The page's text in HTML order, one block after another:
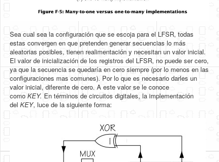
Sea cual sea la configuración que se escoja para el LFSR, todas
estas convergen en que pretenden generar secuencias lo más
aleatorias posibles, tienen realimentación y necesitan un valor inicial.
El valor de inicialización de los registros del LFSR, no puede ser cero,
ya que la secuencia se quedaría en cero siempre (por lo menos en las
configuraciones mas comunes). Por lo que es necesario darles un
valor inicial, diferente de cero. A este valor se le conoce
como KEY. En términos de circuitos digitales, la implementación
del KEY, luce de la siguiente forma: